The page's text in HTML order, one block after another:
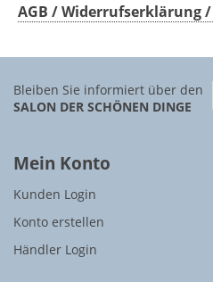
AGB / Widerrufserklärung
Bleiben Sie informiert über den
SALON DER SCHÖNEN DINGE
Mein Konto
Kunden Login
Konto erstellen
Händler Login